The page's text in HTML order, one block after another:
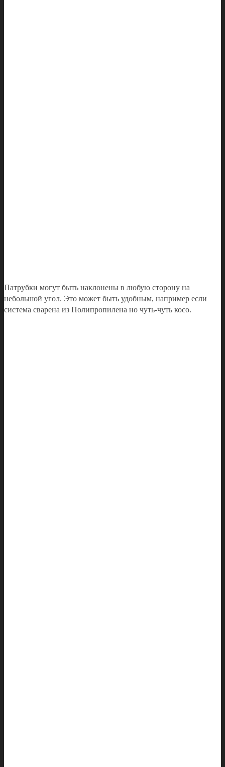
Патрубки могут быть наклонены в любую сторону на
небольшой угол. Это может быть удобным, например если
система сварена из Полипропилена но чуть-чуть косо.